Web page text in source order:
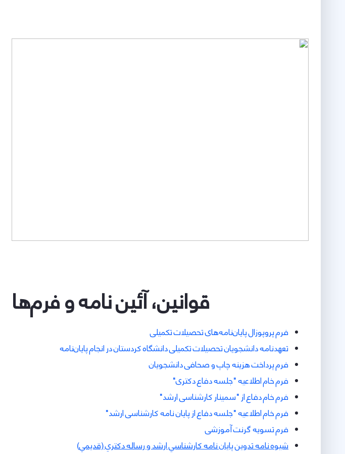
قوانین، آئین نامه و فرم‌ها
فرم پروپوزال پایان‌نامه‌های تحصیلات تکمیلی
تعهدنامه دانشجویان تحصیلات تکمیلی دانشگاه کردستان در انجام ‫پایان‌نامه
فرم پرداخت هزینه چاپ و صحافی دانشجویان
فرم خام اطلاعیه "جلسه دفاع دکتری"
فرم خام دفاع از "سمینار کارشناسی ارشد"
فرم خام اطلاعیه "جلسه دفاع از پایان نامه کارشناسی ارشد"
فرم تسویه گرنت آموزشی
شيوه نامه تدوين پايان نامه كارشناسي ارشد و رساله دكتري (قديمي)